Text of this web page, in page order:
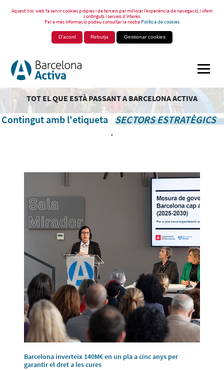
Aquest lloc web fa servir cookies pròpies i de tercers per millorar l’experiència de navegació, i oferir
continguts i serveis d’interès.
Per a més informació podeu consultar la nostraPolítica de cookies
D'acord Rebutja Gestionar cookies
TOT EL QUE ESTÀ PASSANT A BARCELONA ACTIVA
Contingut amb l'etiqueta SECTORS ESTRATÈGICS
.
Barcelona inverteix 140M€ en un pla a cinc anys per
garantir el dret a les cures